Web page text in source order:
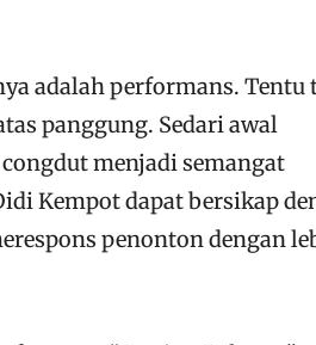
adalah performans. Tentu
panggung. Sedari awal
menjadi semangat
Kempot dapat bersikap
penonton dengan